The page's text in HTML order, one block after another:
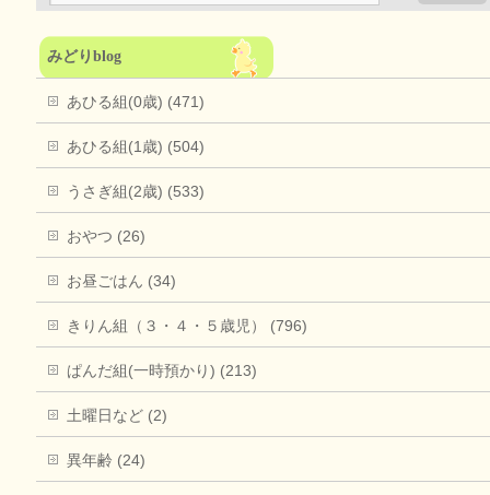
みどりblog
あひる組(0歳) (471)
あひる組(1歳) (504)
うさぎ組(2歳) (533)
おやつ (26)
お昼ごはん (34)
きりん組（３・４・５歳児） (796)
ぱんだ組(一時預かり) (213)
土曜日など (2)
異年齢 (24)